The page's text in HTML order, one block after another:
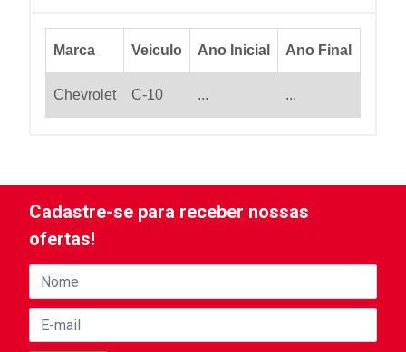
Marca Veiculo Ano Inicial Ano Final
Chevrolet C-10 ... ...
Cadastre-se para receber nossas
ofertas!